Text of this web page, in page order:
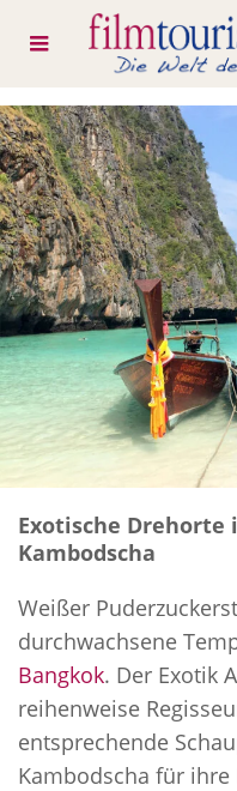
Exotische Drehorte
Kambodscha
Weißer
durchwachsene
Bangkok. Der Exotik
reihenweise
entsprechende
Kambodscha für